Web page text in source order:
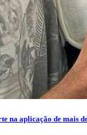
na aplicação de mais